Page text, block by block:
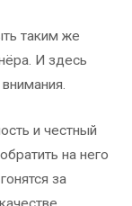
таким же
И здесь
и честный
на него
за